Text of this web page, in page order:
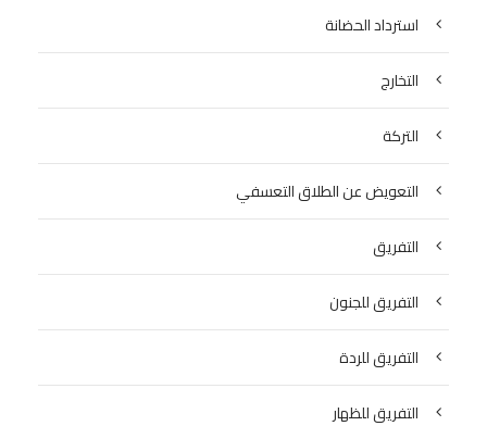
استرداد الحضانة
التخارج
التركة
التعويض عن الطلاق التعسفي
التفريق
التفريق للجنون
التفريق للردة
التفريق للظهار